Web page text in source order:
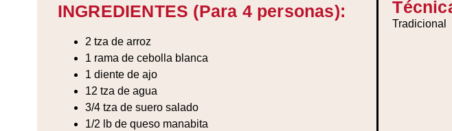
INGREDIENTES (Para 4 personas):
2 tza de arroz
1 rama de cebolla blanca
1 diente de ajo
12 tza de agua
3/4 tza de suero salado
1/2 lb de queso manabita
Tradicional